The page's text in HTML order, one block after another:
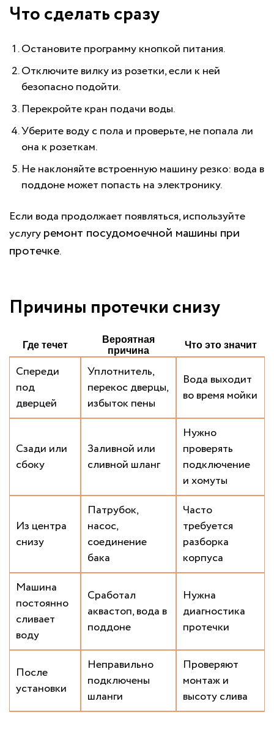
Что сделать сразу
Остановите программу кнопкой питания.
Отключите вилку из розетки, если к ней
безопасно подойти.
Перекройте кран подачи воды.
Уберите воду с пола и проверьте, не попала ли
она к розеткам.
Не наклоняйте встроенную машину резко: вода в
поддоне может попасть на электронику.
Если вода продолжает появляться, используйте
услугуремонт посудомоечной машины при
протечке.
Причины протечки снизу
Где течет
Вероятная
причина
Что это значит
Спереди
под
дверцей
Уплотнитель,
перекос дверцы,
избыток пены
Вода выходит
во время мойки
Сзади или
сбоку
Заливной или
сливной шланг
Нужно
проверять
подключение
и хомуты
Из центра
снизу
Патрубок,
насос,
соединение
бака
Часто
требуется
разборка
корпуса
Машина
постоянно
сливает
воду
Сработал
аквастоп, вода в
поддоне
Нужна
диагностика
протечки
После
установки
Неправильно
подключены
шланги
Проверяют
монтаж и
высоту слива